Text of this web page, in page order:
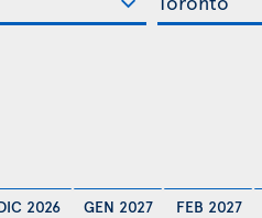
2026 GEN 2027 FEB 2027